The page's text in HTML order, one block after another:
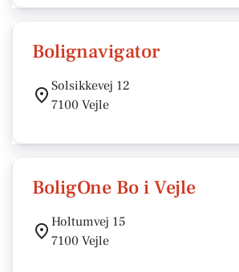
Bolignavigator
Solsikkevej 12
7100 Vejle
BoligOne Bo i Vejle
Holtumvej 15
7100 Vejle